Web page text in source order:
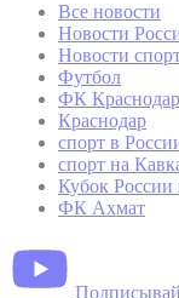
Все новости
Новости
Новости
Футбол
ФК Краснодар
Краснодар
спорт в
спорт на
Кубок России
ФК Ахмат